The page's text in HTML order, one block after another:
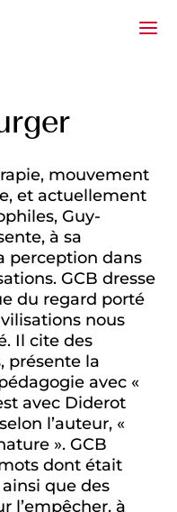
mouvement
et actuellement
Guy-
à sa
perception dans
GCB dresse
du regard porté
nous
Il cite des
présente la
avec «
avec Diderot
l’auteur, «
». GCB
dont était
que des
l’empêcher, à